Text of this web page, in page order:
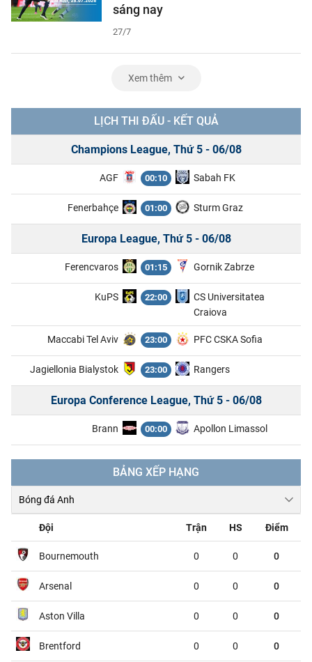
sáng nay
27/7
Xem thêm
LỊCH THI ĐẤU - KẾT QUẢ
Champions League, Thứ 5 - 06/08
AGF 00:10 Sabah FK
Fenerbahçe 01:00 Sturm Graz
Europa League, Thứ 5 - 06/08
Ferencvaros 01:15 Gornik Zabrze
KuPS 22:00
CS Universitatea
Craiova
Maccabi Tel Aviv 23:00 PFC CSKA Sofia
Jagiellonia Bialystok 23:00 Rangers
Europa Conference League, Thứ 5 - 06/08
Brann 00:00 Apollon Limassol
Panathinaikos 01:30 CSKA 1948 Sofia
FC Inter Turku 22:00 FC Vaduz
HJK Helsinki Motherwell
Paide Linnameeskond
BẢNG XẾP HẠNG
Đội Trận HS Điểm
Bournemouth 0 0 0
Arsenal 0 0 0
Aston Villa 0 0 0
Brentford 0 0 0